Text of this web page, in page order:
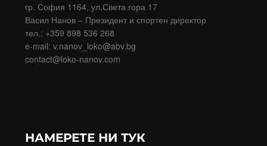
гр. София 1164, ул.Света гора 17
Васил Нанов – Президент и спортен директор
тел.: +359 898 536 268
e-mail: v.nanov_loko@abv.bg
contact@loko-nanov.com
НАМЕРЕТЕ НИ ТУК